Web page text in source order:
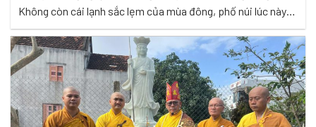
Không còn cái lạnh sắc lẹm của mùa đông, phố núi lúc này
mang một vẻ đẹp dịu dàng với bầu trời cao trong vắt và
những cơn gió mát lành len lỏi qua từng kẽ lá. Giữa không
gian yên ả ấy, ...